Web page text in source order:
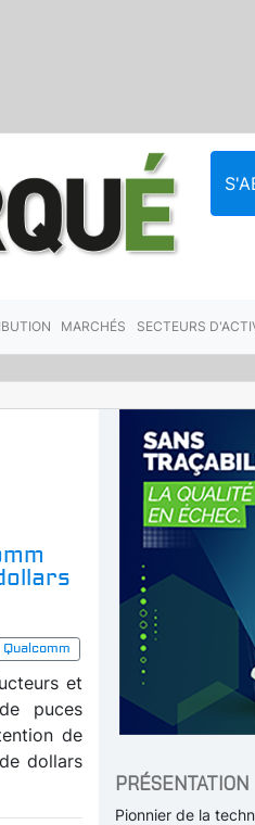
MARCHÉS SECTEURS
Qualcomm
et
puces
de
dollars
PRÉSENTATION
Pionnier de la